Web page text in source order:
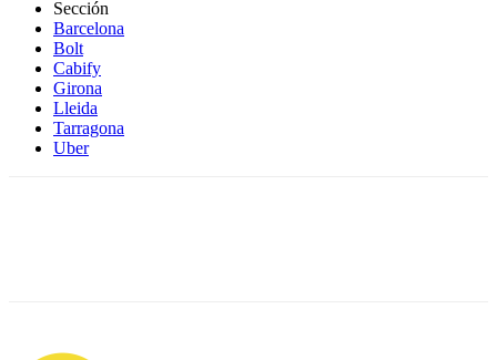
Sección
Barcelona
Bolt
Cabify
Girona
Lleida
Tarragona
Uber